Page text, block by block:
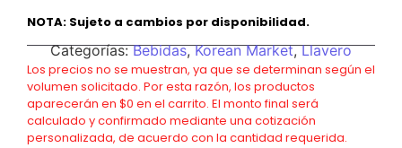
NOTA: Sujeto a cambios por disponibilidad.
Categorías:Bebidas,Korean Market,Llavero
Los precios no se muestran, ya que se determinan según el
volumen solicitado. Por esta razón, los productos
aparecerán en $0 en el carrito. El monto final será
calculado y confirmado mediante una cotización
personalizada, de acuerdo con la cantidad requerida.